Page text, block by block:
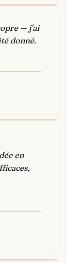
— j'ai
donné.
en